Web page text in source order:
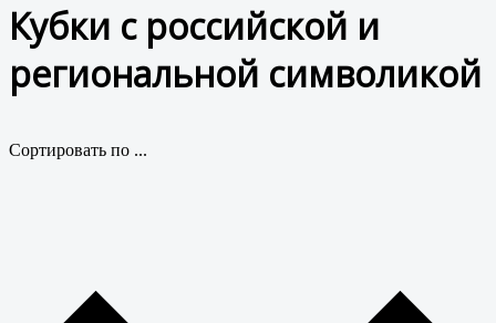
Кубки с российской и
региональной символикой
Сортировать по ...